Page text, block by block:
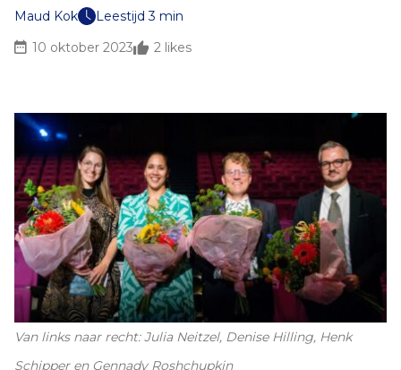
Maud Kok
Leestijd 3 min
10 oktober 2023
2 likes
Van links naar recht: Julia Neitzel, Denise Hilling, Henk
Schipper en Gennady Roshchupkin